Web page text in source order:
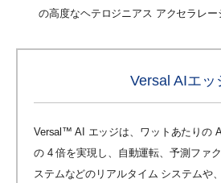
の高度なヘテロジニアス アクセラレー
Versal AIエッ
Versal™ AI エッジは、ワットあたりの
の 4 倍を実現し、自動運転、予測ファ
ステムなどのリアルタイム システムや